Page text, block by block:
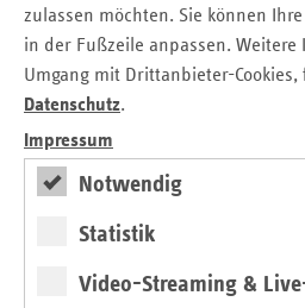
zulassen möchten. Sie können
in der Fußzeile anpassen.
Umgang mit Drittanbieter-
Datenschutz.
Impressum
Notwendig
Statistik
Video-Streaming &
„Die Disease-Management-
Koordination und verringern
Versorgung von Patienten mit
Erkrankungen und ihren
Verbesserung wäre eine IT-
Medikation und eine einheitliche
Rheinland/Hamburg.
20.12.17 DMP-Bericht.pdf